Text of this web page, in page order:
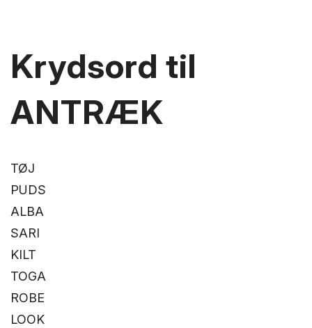
Krydsord til
ANTRÆK
TØJ
PUDS
ALBA
SARI
KILT
TOGA
ROBE
LOOK